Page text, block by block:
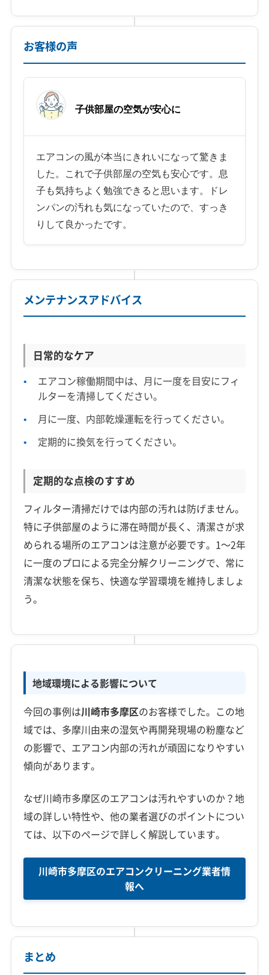
お客様の声
子供部屋の空気が安心に
エアコンの風が本当にきれいになって驚きま
した。これで子供部屋の空気も安心です。息
子も気持ちよく勉強できると思います。ドレ
ンパンの汚れも気になっていたので、すっき
りして良かったです。
メンテナンスアドバイス
日常的なケア
エアコン稼働期間中は、月に一度を目安にフィ
ルターを清掃してください。
月に一度、内部乾燥運転を行ってください。
定期的に換気を行ってください。
定期的な点検のすすめ
フィルター清掃だけでは内部の汚れは防げません。
特に子供部屋のように滞在時間が長く、清潔さが求
められる場所のエアコンは注意が必要です。1〜2年
に一度のプロによる完全分解クリーニングで、常に
清潔な状態を保ち、快適な学習環境を維持しましょ
う。
地域環境による影響について
今回の事例は川崎市多摩区のお客様でした。この地
域では、多摩川由来の湿気や再開発現場の粉塵など
の影響で、エアコン内部の汚れが頑固になりやすい
傾向があります。
なぜ川崎市多摩区のエアコンは汚れやすいのか？地
域の詳しい特性や、他の業者選びのポイントについ
ては、以下のページで詳しく解説しています。
川崎市多摩区のエアコンクリーニング業者情
報へ
まとめ